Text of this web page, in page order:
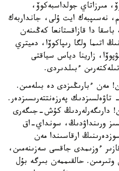
مىرزاتاي جولداسبەكوۆ،
نەسىپبەك ايت ۇلى، جانداربەك
باسقا دا قازاقستانعا كەڭىنەن
اتىما ولگا رىپاكوۆا، دميتري
زارينا دياس سياقتى
ءبىلدىردى.
مەن ءبارىڭىزدى دە بىلەمىن.
پەرزەنتتەرىسىزدەر.
دارىگەرلەردىڭ كۇش-جىگەرى
ورىنداۋدىڭ، سونداي-اق
ارقاسىندا مەن
ءوزىمدى جاقسى سەزىنەمىن،
وتىرمىن. حالقىممەن بىرگە بۇل